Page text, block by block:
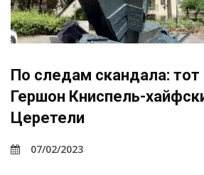
По следам скандала:
Гершон Книспель-
Церетели
07/02/2023